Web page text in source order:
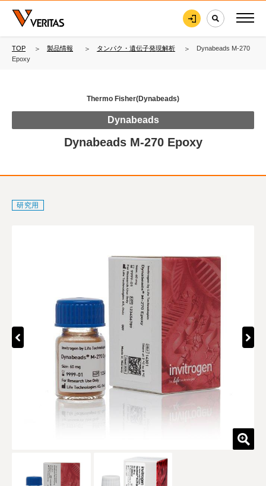
TOP 製品情報 タンパク・遺伝子発現解析
Dynabeads M-270
Epoxy
Thermo Fisher(Dynabeads)
Dynabeads
Dynabeads M-270 Epoxy
研究用